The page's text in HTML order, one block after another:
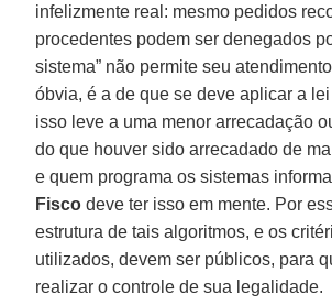
infelizmente real: mesmo pedidos
procedentes podem ser denegados
sistema” não permite seu
óbvia, é a de que se deve aplicar a
isso leve a uma menor arrecadação
do que houver sido arrecadado de
e quem programa os sistemas
Fisco deve ter isso em mente. Por
estrutura de tais algoritmos, e os
utilizados, devem ser públicos, para
realizar o controle de sua legalidade.